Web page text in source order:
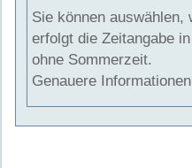
Sie können auswählen,
erfolgt die Zeitangabe
ohne Sommerzeit.
Genauere